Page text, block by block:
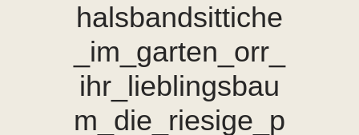
halsbandsittiche
_im_garten_orr_
ihr_lieblingsbau
m_die_riesige_p